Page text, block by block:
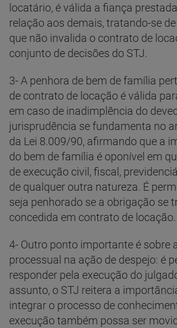
locatário, é válida a fiança
relação aos demais, tratando-se
que não invalida o contrato de
conjunto de decisões do STJ.
3- A penhora de bem de família
de contrato de locação é válida
em caso de inadimplência do
jurisprudência se fundamenta no
da Lei 8.009/90, afirmando que a
do bem de família é oponível em
de execução civil, fiscal,
de qualquer outra natureza. É
seja penhorado se a obrigação se
concedida em contrato de locação.
4- Outro ponto importante é sobre
processual na ação de despejo: é
responder pela execução do
assunto, o STJ reitera a
integrar o processo de
execução também possa ser